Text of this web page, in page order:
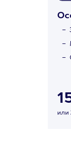
или